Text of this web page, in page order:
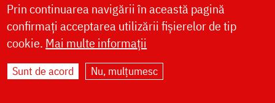
Prin continuarea navigării în această pagină
confirmați acceptarea utilizării fișierelor de tip
cookie. Mai multe informații
Sunt de acord Nu, mulțumesc